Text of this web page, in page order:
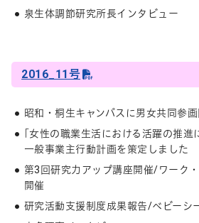
泉生体調節研究所長インタビュー
2016_11号
昭和・桐生キャンパスに男女共同参
｢女性の職業生活における活躍の推進
一般事業主行動計画を策定しました
第3回研究力アップ講座開催/ワーク
開催
研究活動支援制度成果報告/ベビーシ